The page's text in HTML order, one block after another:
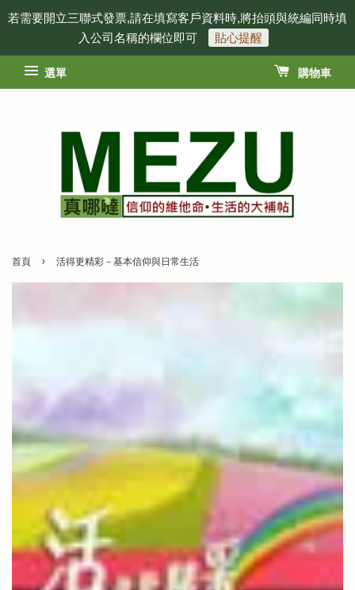
若需要開立三聯式發票,請在填寫客戶資料時,將抬頭與統編同時填
入公司名稱的欄位即可
貼心提醒
選單 購物車
首頁 › 活得更精彩－基本信仰與日常生活